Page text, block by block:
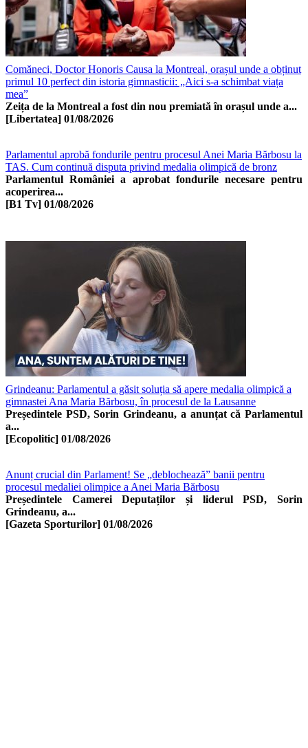
Comăneci, Doctor Honoris Causa la Montreal, orașul unde a obținut
primul 10 perfect din istoria gimnasticii: „Aici s-a schimbat viața
mea”
Zeița de la Montreal a fost din nou premiată în orașul unde a...
[Libertatea] 01/08/2026
Parlamentul aprobă fondurile pentru procesul Anei Maria Bărbosu la
TAS. Cum continuă disputa privind medalia olimpică de bronz
Parlamentul României a aprobat fondurile necesare pentru
acoperirea...
[B1 Tv] 01/08/2026
Grindeanu: Parlamentul a găsit soluția să apere medalia olimpică a
gimnastei Ana Maria Bărbosu, în procesul de la Lausanne
Președintele PSD, Sorin Grindeanu, a anunțat că Parlamentul
a...
[Ecopolitic] 01/08/2026
Anunț crucial din Parlament! Se „deblochează” banii pentru
procesul medaliei olimpice a Anei Maria Bărbosu
Președintele Camerei Deputaților și liderul PSD, Sorin
Grindeanu, a...
[Gazeta Sporturilor] 01/08/2026